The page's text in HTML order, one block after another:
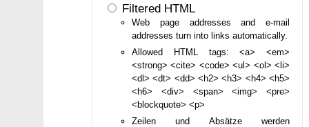
Filtered HTML
Web page addresses and e-mail
addresses turn into links automatically.
Allowed HTML tags: <a> <em>
<strong> <cite> <code> <ul> <ol> <li>
<dl> <dt> <dd> <h2> <h3> <h4> <h5>
<h6> <div> <span> <img> <pre>
<blockquote> <p>
Zeilen und Absätze werden